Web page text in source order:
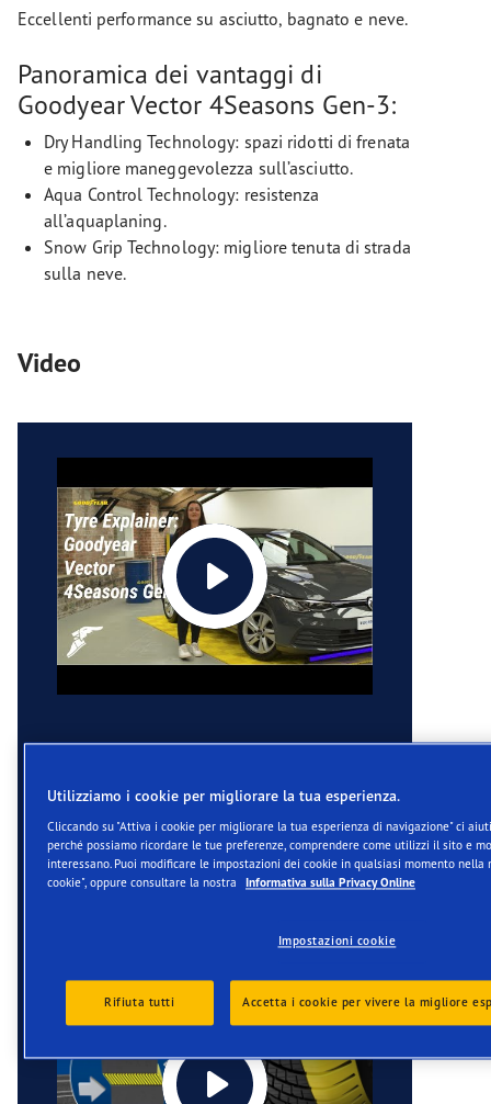
Eccellenti performance su asciutto, bagnato e neve.
Panoramica dei vantaggi di
Goodyear Vector 4Seasons Gen-3:
Dry Handling Technology: spazi ridotti di frenata
e migliore maneggevolezza sull’asciutto.
Aqua Control Technology: resistenza
all’aquaplaning.
Snow Grip Technology: migliore tenuta di strada
sulla neve.
Video
Utilizziamo i cookie per migliorare la tua esperienza.
Cliccando su "Attiva i cookie per migliorare la tua esperienza di navigazione" ci
perché possiamo ricordare le tue preferenze, comprendere come utilizzi il sito e
interessano. Puoi modificare le impostazioni dei cookie in qualsiasi momento
cookie", oppure consultare la nostra Informativa sulla Privacy Online
Impostazioni cookie
Rifiuta tutti Accetta i cookie per vivere la migliore